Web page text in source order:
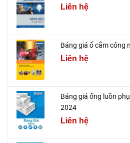
Liên hệ
Bảng giá ổ cắm công
Liên hệ
Bảng giá ống luồn
2024
Liên hệ